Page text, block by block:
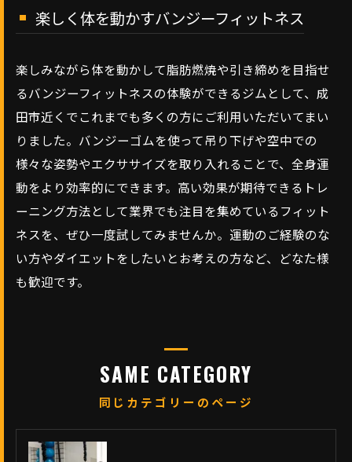
楽しく体を動かすバンジーフィットネス
楽しみながら体を動かして脂肪燃焼や引き締めを目指せ
るバンジーフィットネスの体験ができるジムとして、成
田市近くでこれまでも多くの方にご利用いただいてまい
りました。バンジーゴムを使って吊り下げや空中での
様々な姿勢やエクササイズを取り入れることで、全身運
動をより効率的にできます。高い効果が期待できるトレ
ーニング方法として業界でも注目を集めているフィット
ネスを、ぜひ一度試してみませんか。運動のご経験のな
い方やダイエットをしたいとお考えの方など、どなた様
も歓迎です。
同じカテゴリーのページ
SAME CATEGORY